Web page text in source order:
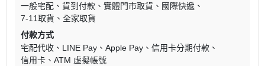
一般宅配
貨到付款 實體門市取貨
國際快遞
7-11取貨
全家取貨
付款方式
宅配代收
LINE Pay Apple Pay
信用卡分期付款
信用卡
ATM 虛擬帳號